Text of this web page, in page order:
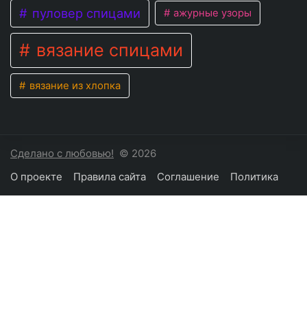
пуловер спицами ажурные узоры
вязание спицами
вязание из хлопка
Сделано с любовью! © 2026
О проекте
Правила сайта Соглашение Политика